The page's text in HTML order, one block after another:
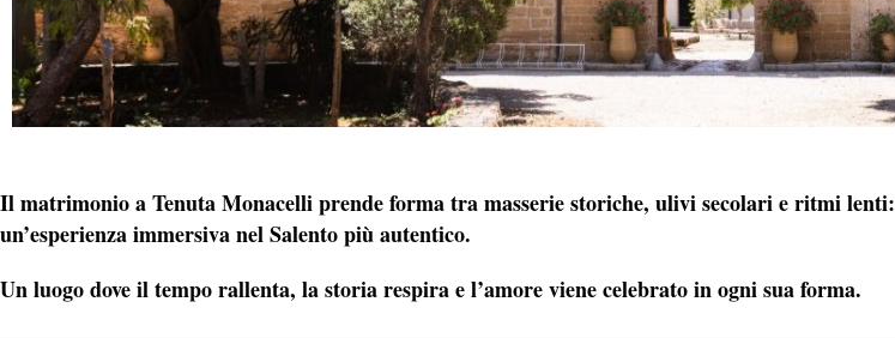
Il matrimonio a Tenuta Monacelli prende forma tra masserie storiche, ulivi secolari e ritmi lenti:
un’esperienza immersiva nel Salento più autentico.
Un luogo dove il tempo rallenta, la storia respira e l’amore viene celebrato in ogni sua forma.